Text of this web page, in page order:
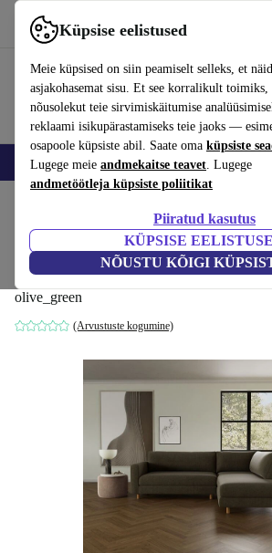
Küpsise eelistused
Meie küpsised on siin peamiselt selleks, et
asjakohasemat sisu. Et see korralikult toimiks,
nõusolekut teie sirvimiskäitumise
reklaami isikupärastamiseks teie jaoks —
osapoole küpsiste abil. Saate oma küpsiste
Lugege meie andmekaitse teavet. Lugege
andmetöötleja küpsiste poliitikat
Piiratud kasutus
KÜPSISE
NÕUSTU KÕIGI
Kasuta rakendust refurbed kiirelt ja lihtsalt
Nutitelefoni Sülearvutid Tahvelarvutid
Douglas diivan parem
Sage
olive_green
(Arvustuste kogumine)